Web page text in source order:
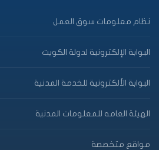
نظام معلومات سوق العمل
البوابة الإلكترونية لدولة الكويت
البوابة الألكترونية للخدمة المدنية
الهيئة العامه للمعلومات المدنية
مواقع متخصصة